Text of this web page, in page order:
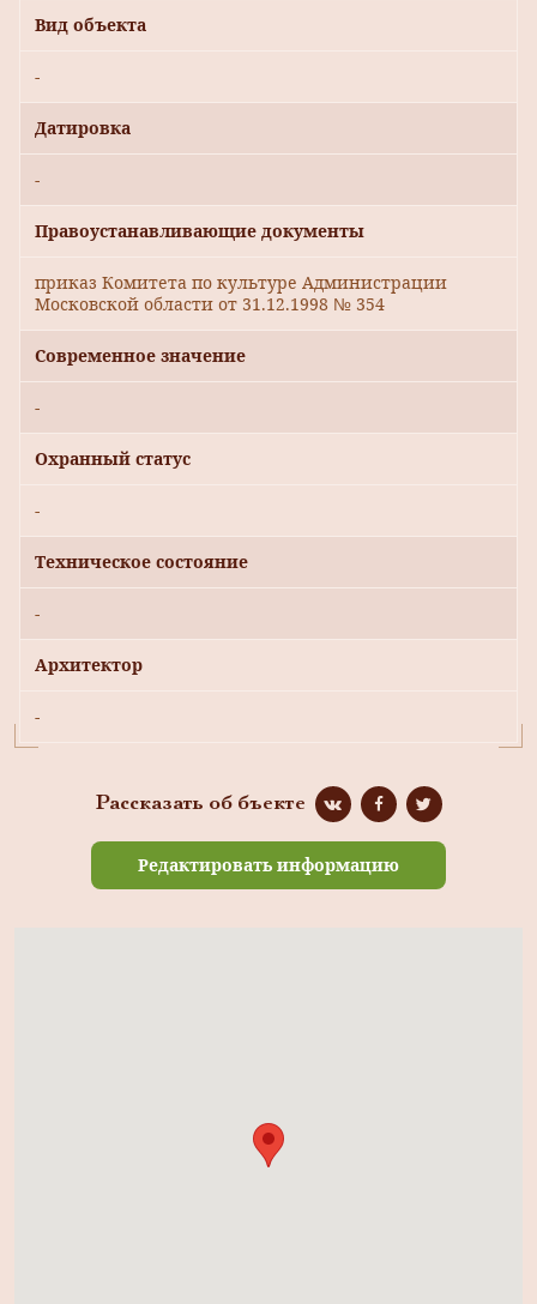
Вид объекта
-
Датировка
-
Правоустанавливающие документы
приказ Комитета по культуре Администрации
Московской области от 31.12.1998 № 354
Современное значение
-
Охранный статус
-
Техническое состояние
-
Архитектор
-
Рассказать об бъекте
Редактировать информацию